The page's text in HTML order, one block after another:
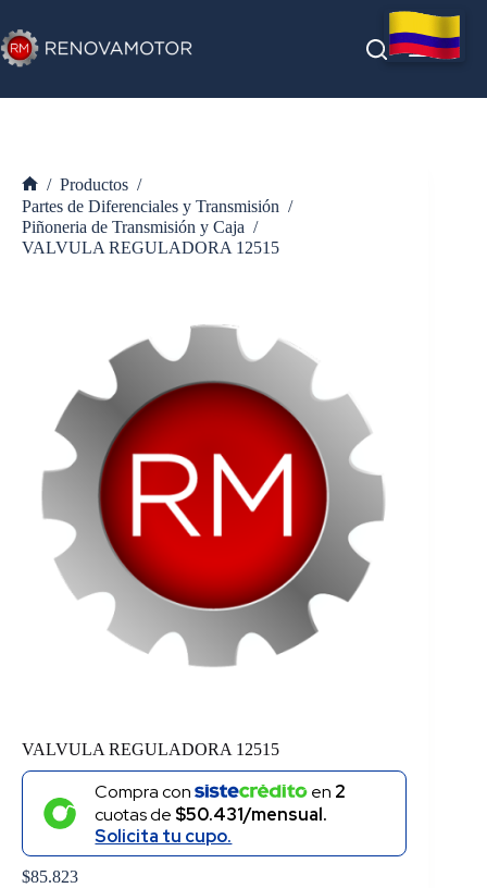
al
contenido
Inicio
/ Productos /
Partes de Diferenciales y Transmisión /
Piñoneria de Transmisión y Caja /
VALVULA REGULADORA 12515
VALVULA REGULADORA 12515
Compra con en 2
cuotas de $50.431/mensual.
Solicita tu cupo.
$85.823